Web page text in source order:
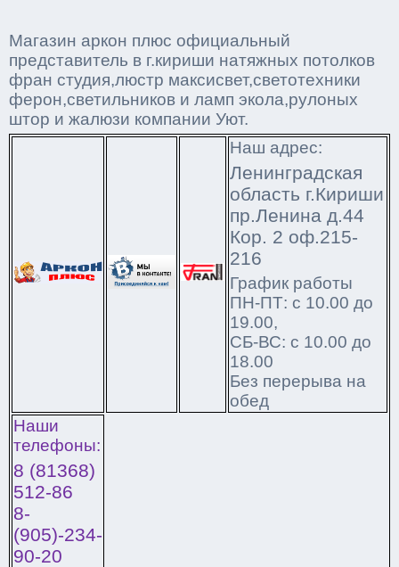
Магазин аркон плюс официальный
представитель в г.кириши натяжных потолков
фран студия,люстр максисвет,светотехники
ферон,светильников и ламп экола,рулоных
штор и жалюзи компании Уют.
Наш адрес:
Ленинградская
область г.Кириши
пр.Ленина д.44
Кор. 2 оф.215-
216
График работы
ПН-ПТ: с 10.00 до
19.00,
СБ-ВС: с 10.00 до
18.00
Без перерыва на
обед
Наши
телефоны:
8 (81368)
512-86
8-
(905)-234-
90-20